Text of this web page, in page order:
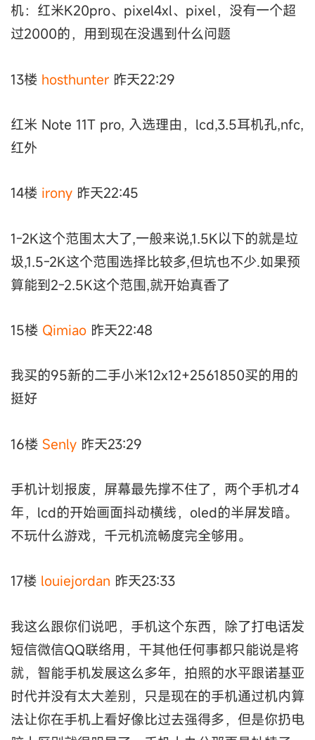
机：红米K20pro、pixel4xl、pixel，没有一个超
过2000的，用到现在没遇到什么问题
13楼 hosthunter 昨天22:29
红米 Note 11T pro, 入选理由，lcd,3.5耳机孔,nfc,
红外
14楼 irony 昨天22:45
1-2K这个范围太大了,一般来说,1.5K以下的就是垃
圾,1.5-2K这个范围选择比较多,但坑也不少.如果预
算能到2-2.5K这个范围,就开始真香了
15楼 Qimiao 昨天22:48
我买的95新的二手小米12x12+2561850买的用的
挺好
16楼 Senly 昨天23:29
手机计划报废，屏幕最先撑不住了，两个手机才4
年，lcd的开始画面抖动横线，oled的半屏发暗。
不玩什么游戏，千元机流畅度完全够用。
17楼 louiejordan 昨天23:33
我这么跟你们说吧，手机这个东西，除了打电话发
短信微信QQ联络用，干其他任何事都只能说是将
就，智能手机发展这么多年，拍照的水平跟诺基亚
时代并没有太大差别，只是现在的手机通过机内算
法让你在手机上看好像比过去强得多，但是你扔电